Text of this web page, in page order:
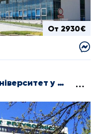
От 2930€
Природничий Університет у Познані